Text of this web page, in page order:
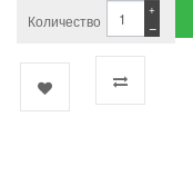
Количество −
+